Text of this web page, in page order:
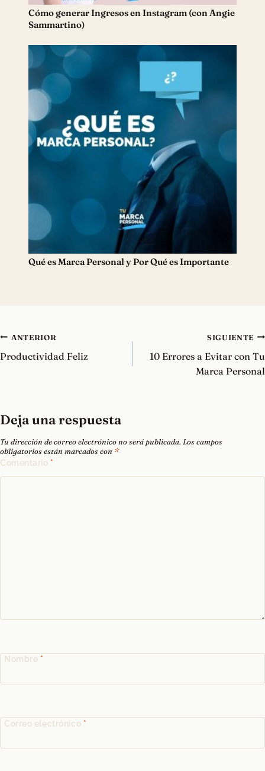
Cómo generar Ingresos en Instagram (con Angie
Sammartino)
Qué es Marca Personal y Por Qué es Importante
Navegación
de
ANTERIOR
Productividad Feliz
SIGUIENTE
10 Errores a Evitar con Tu
Marca Personal
Deja una respuesta
Tu dirección de correo electrónico no será publicada. Los campos
obligatorios están marcados con *
Comentario *
Nombre *
Correo electrónico *